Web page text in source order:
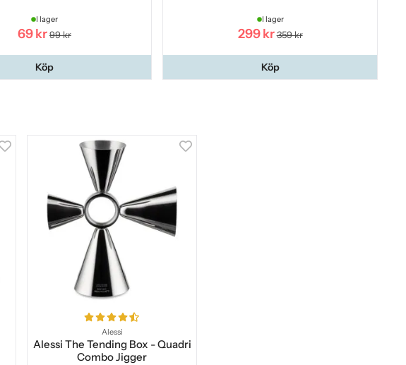
I lager
69 kr 99 kr
Köp
I lager
299 kr 359 kr
Köp
Alessi
Alessi The Tending Box - Quadri
Combo Jigger